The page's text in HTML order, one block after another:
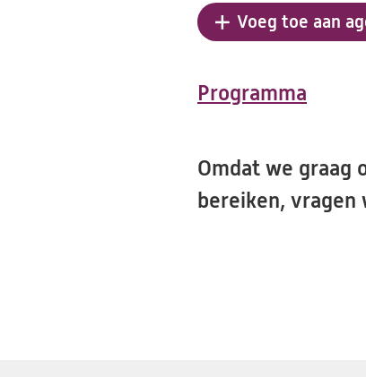
Voeg toe aan
Programma
een
Omdat we graag
bereiken,